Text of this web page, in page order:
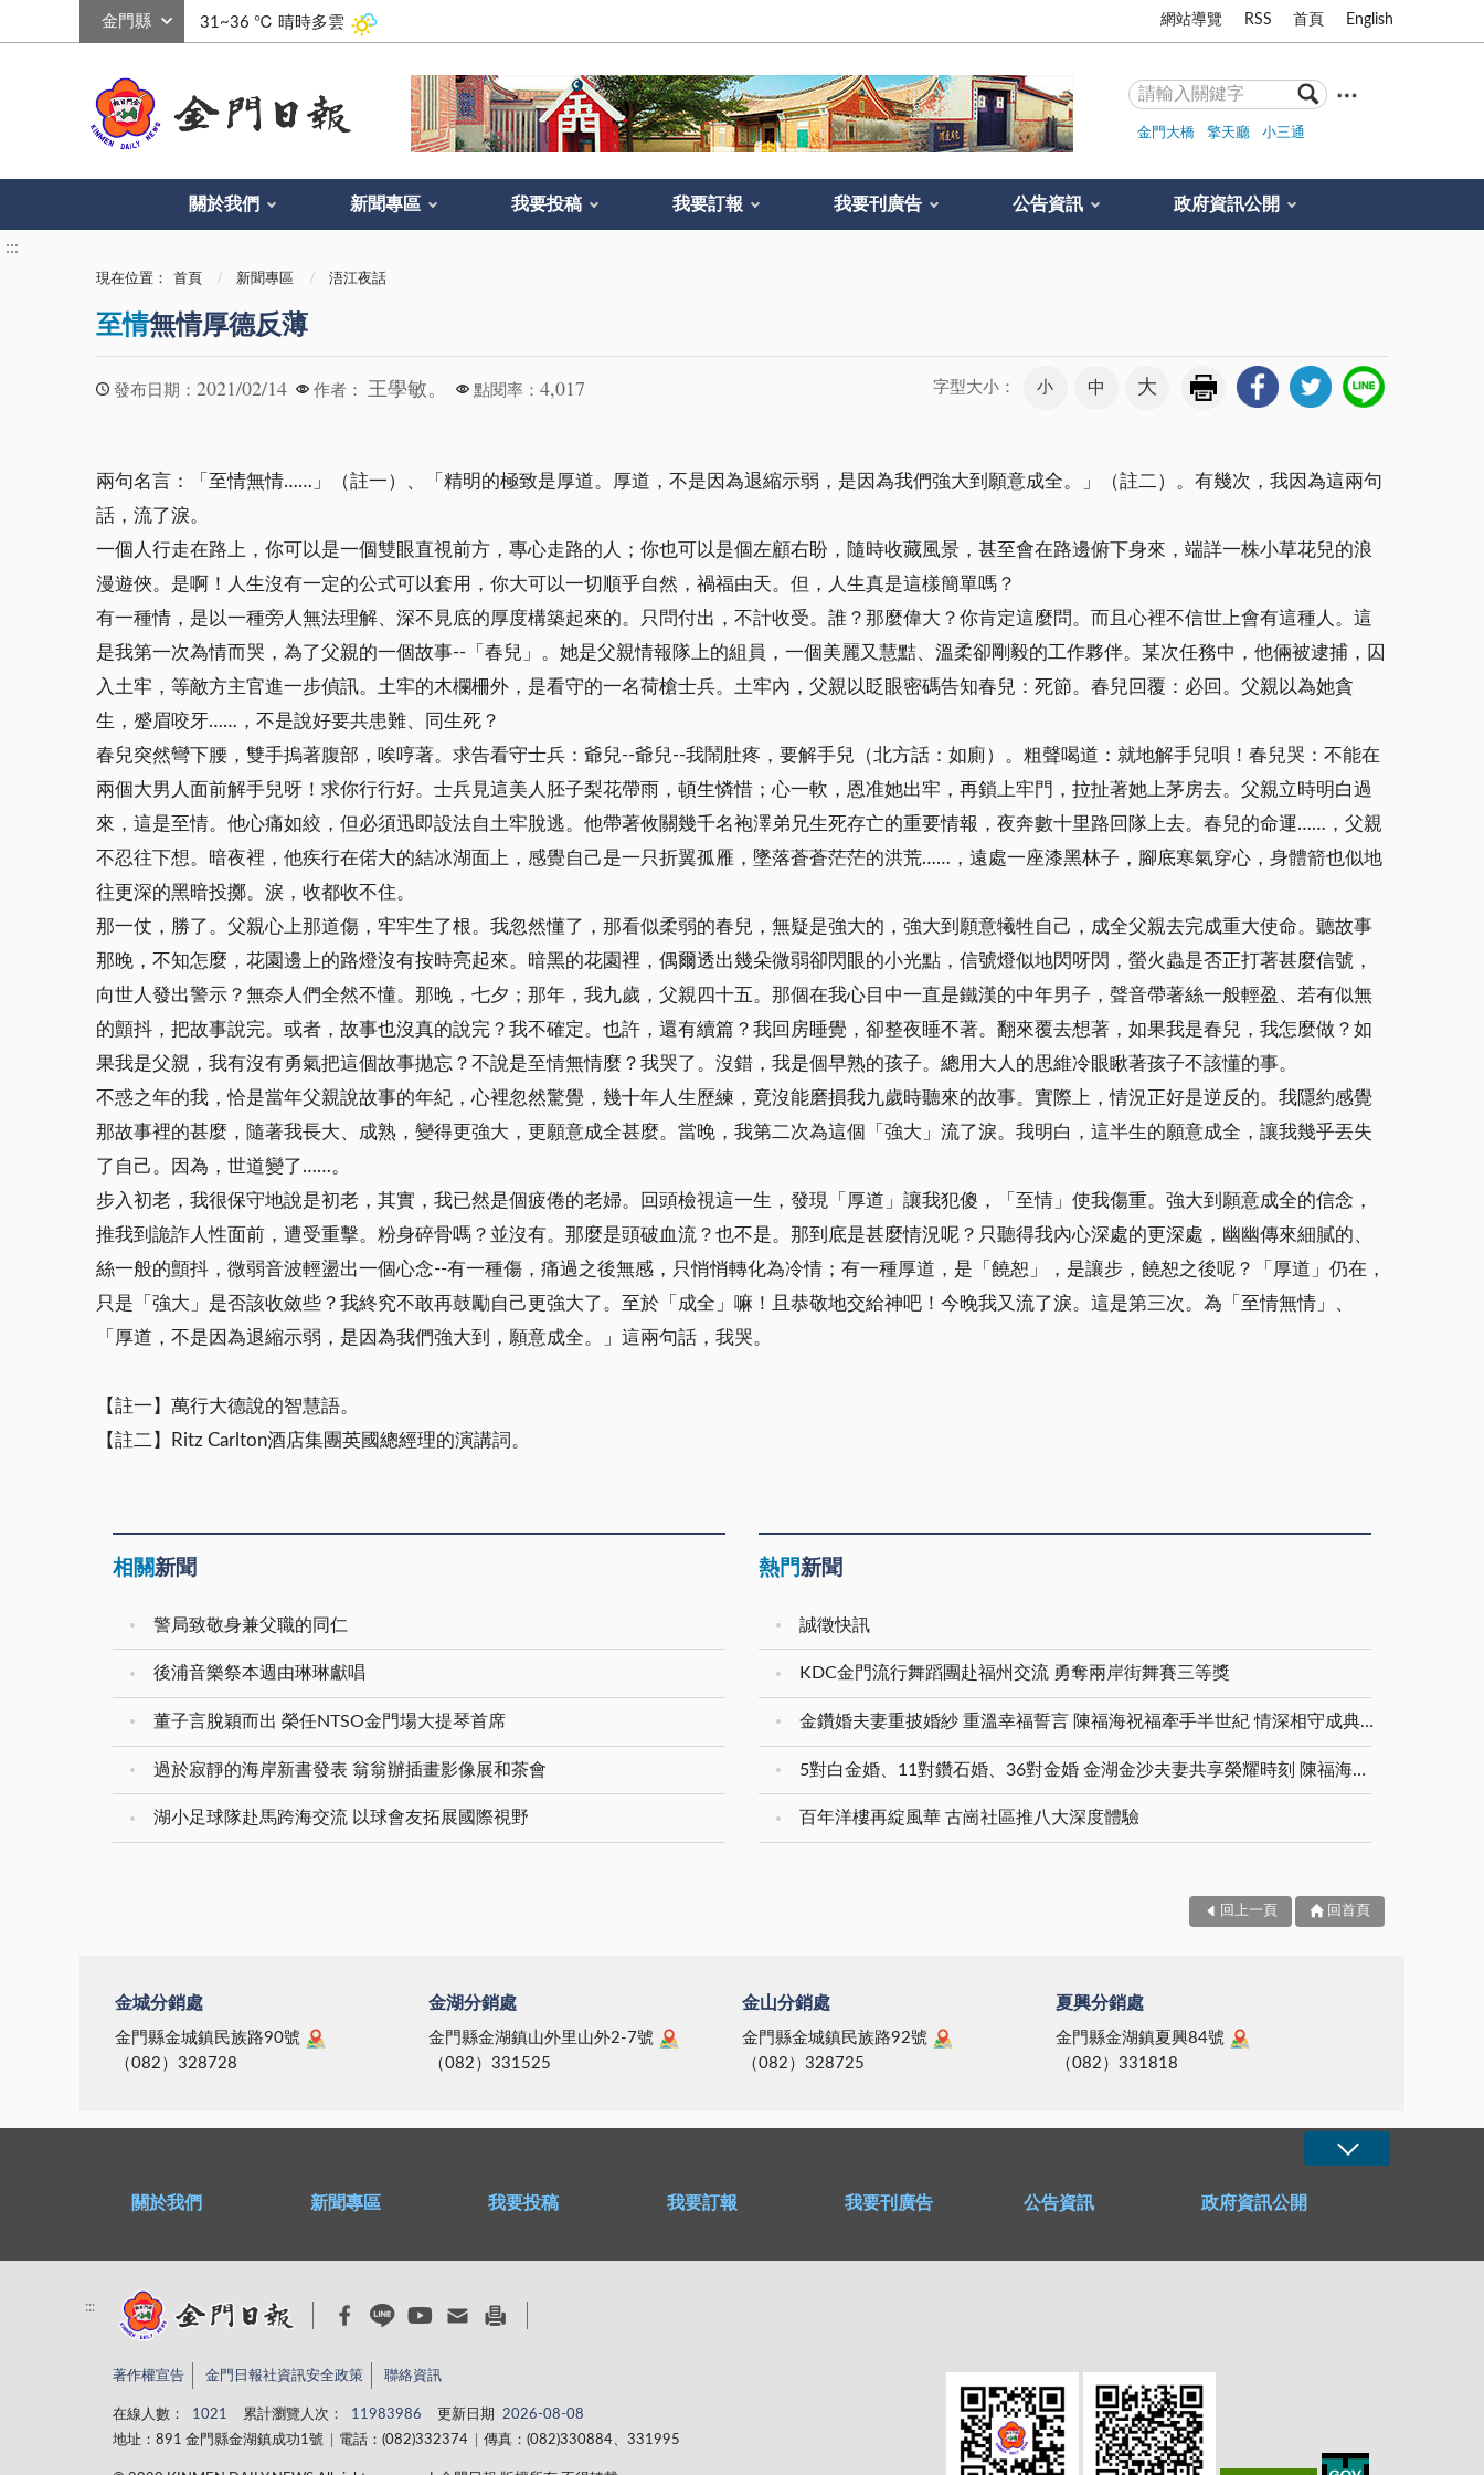
31~36 ℃ 晴時多雲 網站導覽 RSS 首頁 English
金門大橋 擎天廳 小三通
關於我們 新聞專區 我要投稿 我要訂報 我要刊廣告 公告資訊 政府資訊公開
:::
現在位置： 首頁 新聞專區 浯江夜話
至情無情厚德反薄
發布日期： 2021/02/14 作者： 王學敏。 點閱率： 4,017 字型大小： 小 中 大
兩句名言：「至情無情……」（註一）、「精明的極致是厚道。厚道，不是因為退縮示弱，是因為我們強大到願意成全。」（註二）。有幾次，我因為這兩句
話，流了淚。
一個人行走在路上，你可以是一個雙眼直視前方，專心走路的人；你也可以是個左顧右盼，隨時收藏風景，甚至會在路邊俯下身來，端詳一株小草花兒的浪
漫遊俠。是啊！人生沒有一定的公式可以套用，你大可以一切順乎自然，禍福由天。但，人生真是這樣簡單嗎？
有一種情，是以一種旁人無法理解、深不見底的厚度構築起來的。只問付出，不計收受。誰？那麼偉大？你肯定這麼問。而且心裡不信世上會有這種人。這
是我第一次為情而哭，為了父親的一個故事--「春兒」。她是父親情報隊上的組員，一個美麗又慧黠、溫柔卻剛毅的工作夥伴。某次任務中，他倆被逮捕，囚
入土牢，等敵方主官進一步偵訊。土牢的木欄柵外，是看守的一名荷槍士兵。土牢內，父親以眨眼密碼告知春兒：死節。春兒回覆：必回。父親以為她貪
生，蹙眉咬牙……，不是說好要共患難、同生死？
春兒突然彎下腰，雙手摀著腹部，唉哼著。求告看守士兵：爺兒--爺兒--我鬧肚疼，要解手兒（北方話：如廁）。粗聲喝道：就地解手兒唄！春兒哭：不能在
兩個大男人面前解手兒呀！求你行行好。士兵見這美人胚子梨花帶雨，頓生憐惜；心一軟，恩准她出牢，再鎖上牢門，拉扯著她上茅房去。父親立時明白過
來，這是至情。他心痛如絞，但必須迅即設法自土牢脫逃。他帶著攸關幾千名袍澤弟兄生死存亡的重要情報，夜奔數十里路回隊上去。春兒的命運……，父親
不忍往下想。暗夜裡，他疾行在偌大的結冰湖面上，感覺自己是一只折翼孤雁，墜落蒼蒼茫茫的洪荒……，遠處一座漆黑林子，腳底寒氣穿心，身體箭也似地
往更深的黑暗投擲。淚，收都收不住。
那一仗，勝了。父親心上那道傷，牢牢生了根。我忽然懂了，那看似柔弱的春兒，無疑是強大的，強大到願意犧牲自己，成全父親去完成重大使命。聽故事
那晚，不知怎麼，花園邊上的路燈沒有按時亮起來。暗黑的花園裡，偶爾透出幾朵微弱卻閃眼的小光點，信號燈似地閃呀閃，螢火蟲是否正打著甚麼信號，
向世人發出警示？無奈人們全然不懂。那晚，七夕；那年，我九歲，父親四十五。那個在我心目中一直是鐵漢的中年男子，聲音帶著絲一般輕盈、若有似無
的顫抖，把故事說完。或者，故事也沒真的說完？我不確定。也許，還有續篇？我回房睡覺，卻整夜睡不著。翻來覆去想著，如果我是春兒，我怎麼做？如
果我是父親，我有沒有勇氣把這個故事拋忘？不說是至情無情麼？我哭了。沒錯，我是個早熟的孩子。總用大人的思維冷眼瞅著孩子不該懂的事。
不惑之年的我，恰是當年父親說故事的年紀，心裡忽然驚覺，幾十年人生歷練，竟沒能磨損我九歲時聽來的故事。實際上，情況正好是逆反的。我隱約感覺
那故事裡的甚麼，隨著我長大、成熟，變得更強大，更願意成全甚麼。當晚，我第二次為這個「強大」流了淚。我明白，這半生的願意成全，讓我幾乎丟失
了自己。因為，世道變了……。
步入初老，我很保守地說是初老，其實，我已然是個疲倦的老婦。回頭檢視這一生，發現「厚道」讓我犯傻，「至情」使我傷重。強大到願意成全的信念，
推我到詭詐人性面前，遭受重擊。粉身碎骨嗎？並沒有。那麼是頭破血流？也不是。那到底是甚麼情況呢？只聽得我內心深處的更深處，幽幽傳來細膩的、
絲一般的顫抖，微弱音波輕盪出一個心念--有一種傷，痛過之後無感，只悄悄轉化為冷情；有一種厚道，是「饒恕」，是讓步，饒恕之後呢？「厚道」仍在，
只是「強大」是否該收斂些？我終究不敢再鼓勵自己更強大了。至於「成全」嘛！且恭敬地交給神吧！今晚我又流了淚。這是第三次。為「至情無情」、
「厚道，不是因為退縮示弱，是因為我們強大到，願意成全。」這兩句話，我哭。
【註一】萬行大德說的智慧語。
【註二】Ritz Carlton酒店集團英國總經理的演講詞。
相關新聞
警局致敬身兼父職的同仁
後浦音樂祭本週由琳琳獻唱
董子言脫穎而出 榮任NTSO金門場大提琴首席
過於寂靜的海岸新書發表 翁翁辦插畫影像展和茶會
湖小足球隊赴馬跨海交流 以球會友拓展國際視野
熱門新聞
誠徵快訊
KDC金門流行舞蹈團赴福州交流 勇奪兩岸街舞賽三等獎
金鑽婚夫妻重披婚紗 重溫幸福誓言 陳福海祝福牽手半世紀 情深相守成典範
5對白金婚、11對鑽石婚、36對金婚 金湖金沙夫妻共享榮耀時刻 陳福海表揚金鑽婚夫妻 向半世紀相守家庭典範致敬
百年洋樓再綻風華 古崗社區推八大深度體驗
回上一頁 回首頁
金城分銷處
金門縣金城鎮民族路90號
（082）328728
金湖分銷處
金門縣金湖鎮山外里山外2-7號
（082）331525
金山分銷處
金門縣金城鎮民族路92號
（082）328725
夏興分銷處
金門縣金湖鎮夏興84號
（082）331818
關於我們 新聞專區 我要投稿 我要訂報 我要刊廣告 公告資訊 政府資訊公開
:::
著作權宣告 金門日報社資訊安全政策 聯絡資訊
在線人數： 1021 累計瀏覽人次： 11983986 更新日期
2026-08-08
地址：891 金門縣金湖鎮成功1號
電話：(082)332374 傳真：(082)330884、331995